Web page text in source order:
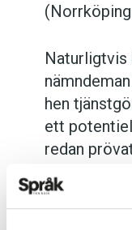
Naturligtvis
hen
ett
redan
ingen
förelåg